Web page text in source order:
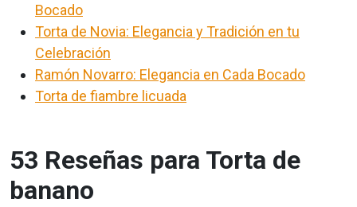
Bocado
Torta de Novia: Elegancia y Tradición en tu
Celebración
Ramón Novarro: Elegancia en Cada Bocado
Torta de fiambre licuada
53 Reseñas para Torta de
banano